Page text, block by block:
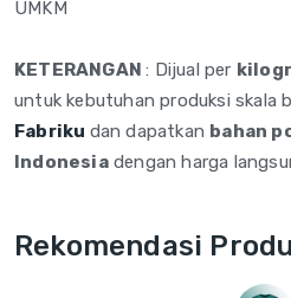
UMKM
KETERANGAN: Dijual per
untuk kebutuhan produksi skala
Fabriku dan dapatkan bahan
Indonesiadengan harga
Rekomendasi